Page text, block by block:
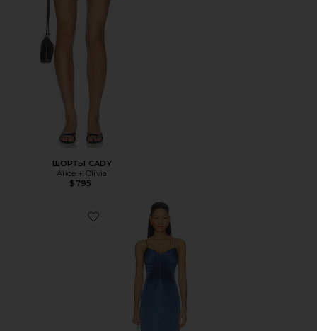
ШОРТЫ CADY
Alice + Olivia
$795
Favorite ВЕЧЕРНЕЕ ПЛАТЬЕ GENEVIEVE